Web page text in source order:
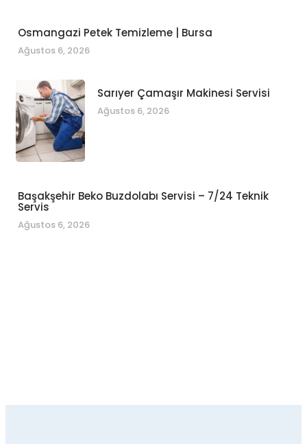
Osmangazi Petek Temizleme | Bursa
Ağustos 6, 2026
Sarıyer Çamaşır Makinesi Servisi
Ağustos 6, 2026
Başakşehir Beko Buzdolabı Servisi – 7/24 Teknik
Servis
Ağustos 6, 2026